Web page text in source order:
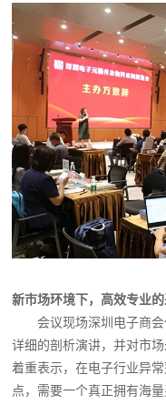
新市场环境下，高效专业
会议现场深圳电子商
详细的剖析演讲，并对市
着重表示，在电子行业异
点，需要一个真正拥有海